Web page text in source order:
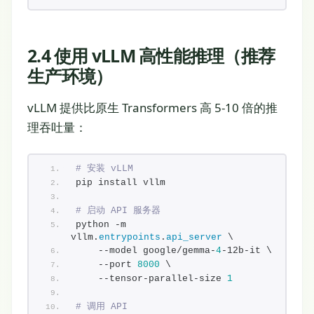
2.4 使用 vLLM 高性能推理（推荐
生产环境）
vLLM 提供比原生 Transformers 高 5-10 倍的推
理吞吐量：
# 安装 vLLM
pip install vllm
# 启动 API 服务器
python -m
vllm. entrypoints . api_server \
    --model google/gemma-
4-12b-it \
    --port
8000 \
    --tensor-parallel-size
1
# 调用 API